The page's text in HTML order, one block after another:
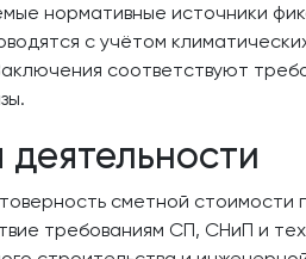
нормативные источники
с учётом
соответствуют
сметной стоимости
требованиям СП, СНиП и